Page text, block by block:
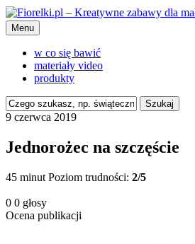
Menu
w co się bawić
materiały video
produkty
Szukaj
9 czerwca 2019
Jednorożec na szczęście
45 minut Poziom trudności: 2/5
0 0 głosy
Ocena publikacji